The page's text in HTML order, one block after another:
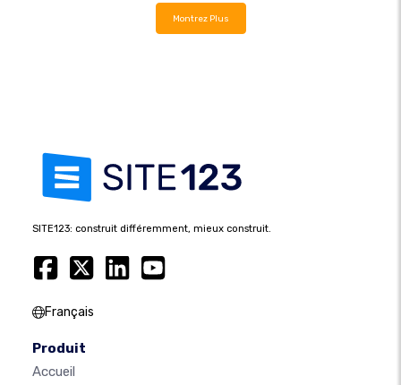
Montrez Plus
SITE123: construit différemment, mieux construit.
Français
Produit
Accueil